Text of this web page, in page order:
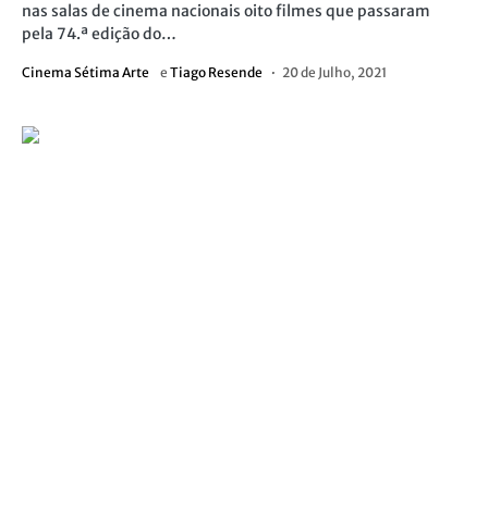
nas salas de cinema nacionais oito filmes que passaram
pela 74.ª edição do…
Cinema Sétima Arte e Tiago Resende 20 de Julho, 2021